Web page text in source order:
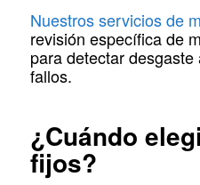
Nuestros servicios de
revisión específica de
para detectar
fallos.
¿Cuándo
fijos?